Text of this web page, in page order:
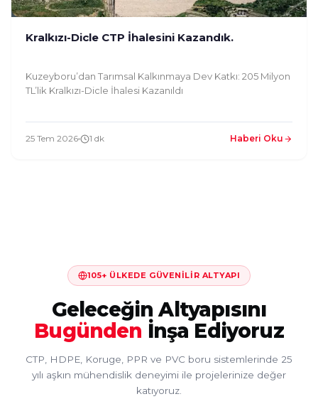
Kralkızı-Dicle CTP İhalesini Kazandık.
Kuzeyboru’dan Tarımsal Kalkınmaya Dev Katkı: 205 Milyon
TL’lik Kralkızı-Dicle İhalesi Kazanıldı
25 Tem 2026 1 dk Haberi Oku
105+ ÜLKEDE GÜVENILIR ALTYAPI
Geleceğin Altyapısını
Bugünden İnşa Ediyoruz
CTP, HDPE, Koruge, PPR ve PVC boru sistemlerinde 25
yılı aşkın mühendislik deneyimi ile projelerinize değer
katıyoruz.